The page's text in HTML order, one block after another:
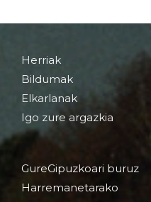
Herriak
Bildumak
Elkarlanak
Igo zure argazkia
GureGipuzkoari buruz
Harremanetarako